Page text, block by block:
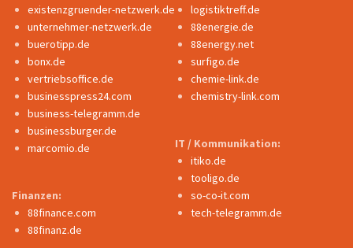
existenzgruender-netzwerk.de
unternehmer-netzwerk.de
buerotipp.de
bonx.de
vertriebsoffice.de
businesspress24.com
business-telegramm.de
businessburger.de
marcomio.de
Finanzen:
88finance.com
88finanz.de
logistiktreff.de
88energie.de
88energy.net
surfigo.de
chemie-link.de
chemistry-link.com
IT / Kommunikation:
itiko.de
tooligo.de
so-co-it.com
tech-telegramm.de